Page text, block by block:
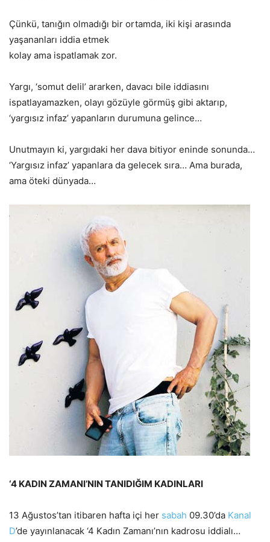
Çünkü, tanığın olmadığı bir ortamda, iki kişi arasında
yaşananları iddia etmek
kolay ama ispatlamak zor.
Yargı, ‘somut delil’ ararken, davacı bile iddiasını
ispatlayamazken, olayı gözüyle görmüş gibi aktarıp,
‘yargısız infaz’ yapanların durumuna gelince…
Unutmayın ki, yargıdaki her dava bitiyor eninde sonunda…
‘Yargısız infaz’ yapanlara da gelecek sıra… Ama burada,
ama öteki dünyada…
‘4 KADIN ZAMANI’NIN TANIDIĞIM KADINLARI
13 Ağustos’tan itibaren hafta içi her sabah 09.30’da Kanal
D’de yayınlanacak ‘4 Kadın Zamanı’nın kadrosu iddialı…